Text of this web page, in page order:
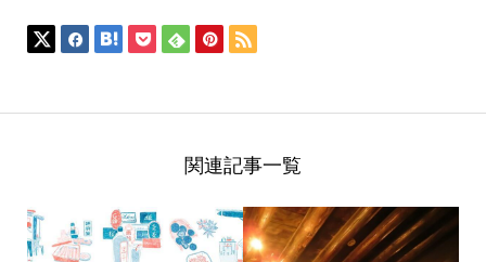
関連記事一覧